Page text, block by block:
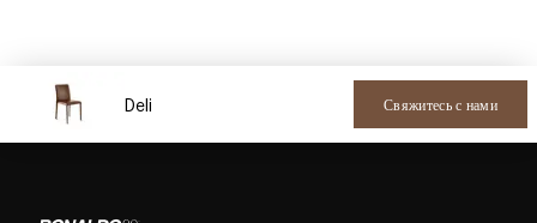
Deli Свяжитесь с нами